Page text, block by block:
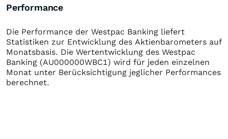
Performance
Die Performance der Westpac Banking liefert
Statistiken zur Entwicklung des Aktienbarometers auf
Monatsbasis. Die Wertentwicklung des Westpac
Banking (AU000000WBC1) wird für jeden einzelnen
Monat unter Berücksichtigung jeglicher Performances
berechnet.